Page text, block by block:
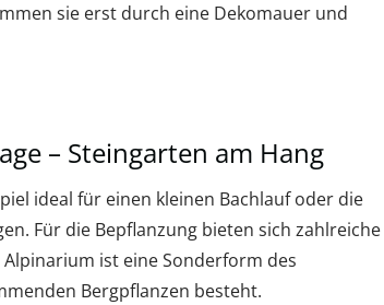
sie erst durch eine Dekomauer und
– Steingarten am Hang
ideal für einen kleinen Bachlauf oder die
Für die Bepflanzung bieten sich zahlreiche
Alpinarium ist eine Sonderform des
Bergpflanzen besteht.